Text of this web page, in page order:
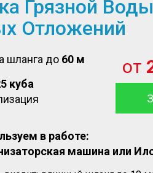
Грязной Воды
Отложений
шланга до 60 м
куба
от
в работе:
машина или